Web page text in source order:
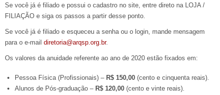
Se você já é filiado e possui o cadastro no site, entre direto na LOJA /
FILIAÇÃO e siga os passos a partir desse ponto.
Se você já é filiado e esqueceu a senha ou o login, mande mensagem
para o e-mail diretoria@arqsp.org.br.
Os valores da anuidade referente ao ano de 2020 estão fixados em:
Pessoa Física (Profissionais) – R$ 150,00(cento e cinquenta reais).
Alunos de Pós-graduação – R$ 120,00(cento e vinte reais).